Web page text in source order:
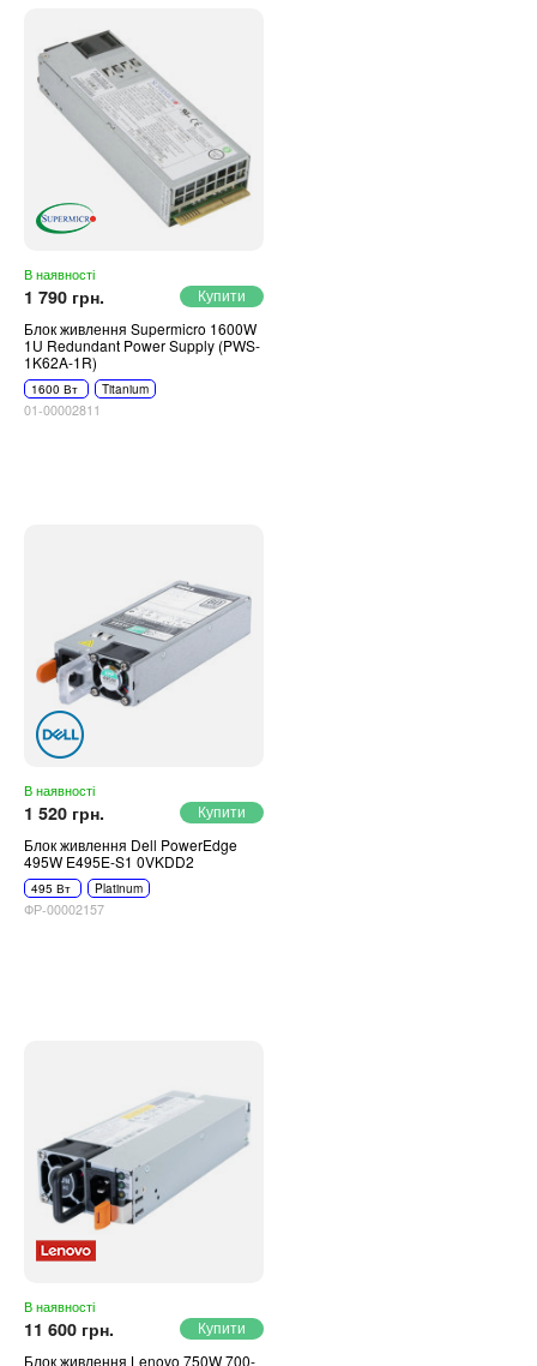
В наявності
1 790 грн.
Блок живлення Supermicro 1600W
1U Redundant Power Supply (PWS-
1K62A-1R)
1600 Вт Titanium
01-00002811
В наявності
1 520 грн.
Блок живлення Dell PowerEdge
495W E495E-S1 0VKDD2
495 Вт Platinum
ФР-00002157
В наявності
11 600 грн.
Блок живлення Lenovo 750W 700-